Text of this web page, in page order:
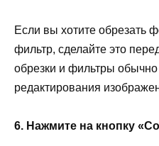
Если вы хотите обрезать
фильтр, сделайте это
обрезки и фильтры
редактирования
6. Нажмите на кнопку